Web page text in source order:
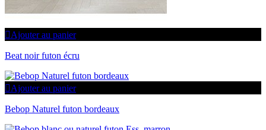
Ajouter au panier
Beat noir futon écru
Ajouter au panier
Bebop Naturel futon bordeaux